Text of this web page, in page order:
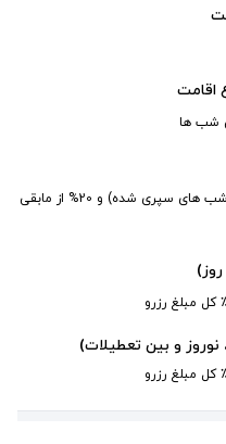
کسر مبلغ دو شب اول رزرو (علاوه بر شب های سپری شده) و 20% از مابقی
و بین تعطیلات)